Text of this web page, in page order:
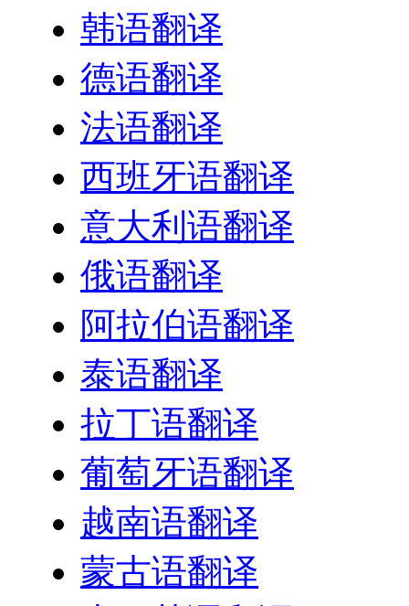
韩语翻译
德语翻译
法语翻译
西班牙语翻译
意大利语翻译
俄语翻译
阿拉伯语翻译
泰语翻译
拉丁语翻译
葡萄牙语翻译
越南语翻译
蒙古语翻译